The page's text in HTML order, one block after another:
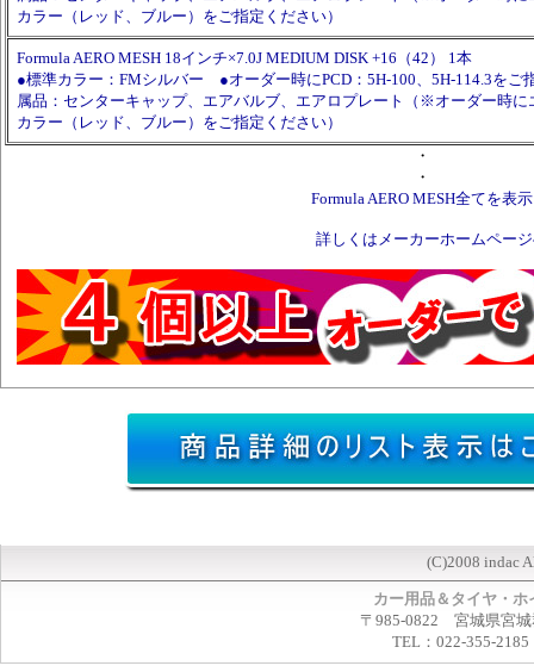
カラー（レッド、ブルー）をご指定ください）
Formula AERO MESH 18インチ×7.0J MEDIUM DISK +16（42） 1本
●標準カラー：FMシルバー ●オーダー時にPCD：5H-100、5H-114.3を
属品：センターキャップ、エアバルブ、エアロプレート（※オーダー時に
カラー（レッド、ブルー）をご指定ください）
・
・
Formula AERO MESH全てを表示
詳しくはメーカーホームペー
(C)2008 indac
カー用品＆タイヤ・
〒985-0822 宮城県宮城
TEL：022-355-